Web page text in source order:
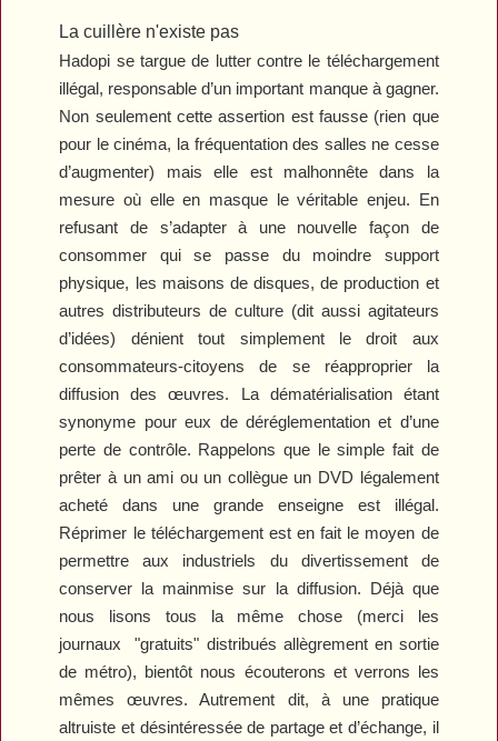
La cuillère n'existe pas
Hadopi se targue de lutter contre le téléchargement
illégal, responsable d’un important manque à gagner.
Non seulement cette assertion est fausse (rien que
pour le cinéma, la fréquentation des salles ne cesse
d’augmenter) mais elle est malhonnête dans la
mesure où elle en masque le véritable enjeu. En
refusant de s’adapter à une nouvelle façon de
consommer qui se passe du moindre support
physique, les maisons de disques, de production et
autres distributeurs de culture (dit aussi agitateurs
d’idées) dénient tout simplement le droit aux
consommateurs-citoyens de se réapproprier la
diffusion des œuvres. La dématérialisation étant
synonyme pour eux de déréglementation et d’une
perte de contrôle. Rappelons que le simple fait de
prêter à un ami ou un collègue un DVD légalement
acheté dans une grande enseigne est illégal.
Réprimer le téléchargement est en fait le moyen de
permettre aux industriels du divertissement de
conserver la mainmise sur la diffusion. Déjà que
nous lisons tous la même chose (merci les
journaux"gratuits" distribués allègrement en sortie
de métro), bientôt nous écouterons et verrons les
mêmes œuvres. Autrement dit, à une pratique
altruiste et désintéressée de partage et d’échange, il